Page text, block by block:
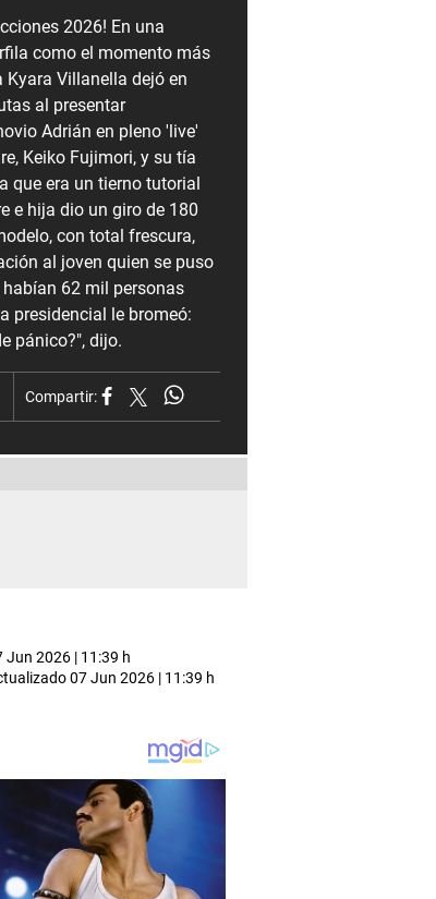
2026! En una
como el momento más
Kyara Villanella dejó en
al presentar
Adrián en pleno 'live'
Keiko Fujimori, y su tía
que era un tierno tutorial
e hija dio un giro de 180
con total frescura,
al joven quien se puso
62 mil personas
presidencial le bromeó:
pánico?", dijo.
Compartir:
Jun 2026 | 11:39 h
07 Jun 2026 | 11:39 h